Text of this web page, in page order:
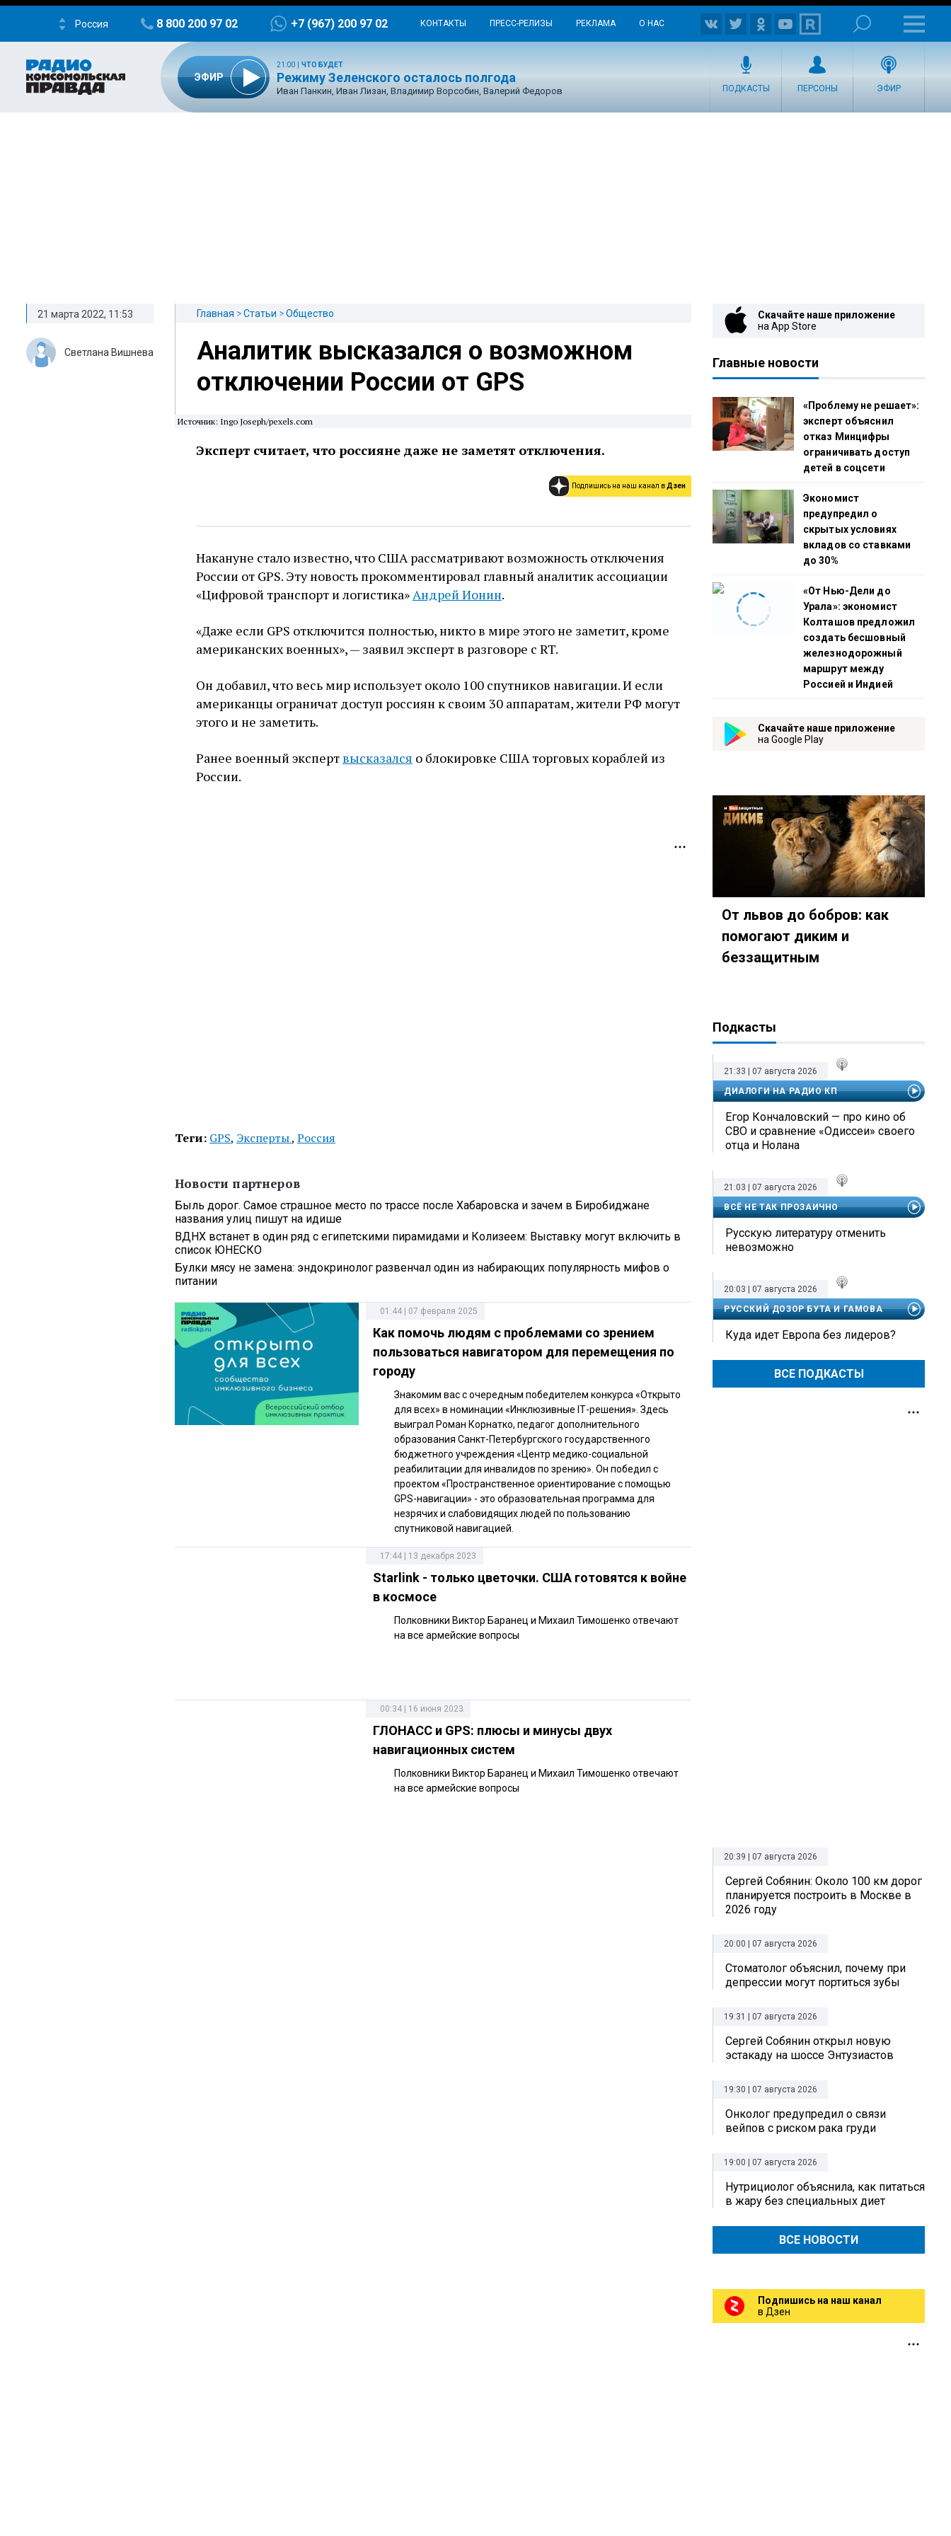
Россия 8 800 200 97 02 +7 (967) 200 97 02 КОНТАКТЫ ПРЕСС-РЕЛИЗЫ РЕКЛАМА О НАС
ЭФИР
21:00 ЧТО БУДЕТ
Режиму Зеленского осталось полгода
Иван Панкин, Иван Лизан, Владимир Ворсобин, Валерий Федоров ПОДКАСТЫ ПЕРСОНЫ ЭФИР
Главная Статьи Общество
Аналитик высказался о возможном
отключении России от GPS
Источник: Ingo Joseph/pexels.com
Эксперт считает, что россияне даже не заметят отключения.
Подпишись на наш канал вДзен
Накануне стало известно, что США рассматривают возможность отключения
России от GPS. Эту новость прокомментировал главный аналитик ассоциации
«Цифровой транспорт и логистика»Андрей Ионин.
«Даже если GPS отключится полностью, никто в мире этого не заметит, кроме
американских военных», — заявил эксперт в разговоре с RT.
Он добавил, что весь мир использует около 100 спутников навигации. И если
американцы ограничат доступ россиян к своим 30 аппаратам, жители РФ могут
этого и не заметить.
Ранее военный экспертвысказался о блокировке США торговых кораблей из
России.
21 марта 2022, 11:53
Светлана Вишнева
Теги: GPS, Эксперты, Россия
Новости партнеров
Быль дорог. Самое страшное место по трассе после Хабаровска и зачем в Биробиджане
названия улиц пишут на идише
ВДНХ встанет в один ряд с египетскими пирамидами и Колизеем: Выставку могут включить в
список ЮНЕСКО
Булки мясу не замена: эндокринолог развенчал один из набирающих популярность мифов о
питании
01:44 | 07 февраля 2025
Как помочь людям с проблемами со зрением
пользоваться навигатором для перемещения по
городу
Знакомим вас с очередным победителем конкурса «Открыто
для всех» в номинации «Инклюзивные IТ-решения». Здесь
выиграл Роман Корнатко, педагог дополнительного
образования Санкт-Петербургского государственного
бюджетного учреждения «Центр медико-социальной
реабилитации для инвалидов по зрению». Он победил с
проектом «Пространственное ориентирование с помощью
GPS-навигации» - это образовательная программа для
незрячих и слабовидящих людей по пользованию
спутниковой навигацией.
17:44 | 13 декабря 2023
Starlink - только цветочки. США готовятся к войне
в космосе
Полковники Виктор Баранец и Михаил Тимошенко отвечают
на все армейские вопросы
00:34 | 16 июня 2023
ГЛОНАСС и GPS: плюсы и минусы двух
навигационных систем
Полковники Виктор Баранец и Михаил Тимошенко отвечают
на все армейские вопросы
Скачайте наше приложение
на App Store
Главные новости
«Проблему не решает»:
эксперт объяснил
отказ Минцифры
ограничивать доступ
детей в соцсети
Экономист
предупредил о
скрытых условиях
вкладов со ставками
до 30%
«От Нью-Дели до
Урала»: экономист
Колташов предложил
создать бесшовный
железнодорожный
маршрут между
Россией и Индией
Скачайте наше приложение
на Google Play
От львов до бобров: как
помогают диким и
беззащитным
Подкасты
21:33 | 07 августа 2026
ДИАЛОГИ НА РАДИО КП
Егор Кончаловский — про кино об
СВО и сравнение «Одиссеи» своего
отца и Нолана
21:03 | 07 августа 2026
ВСЁ НЕ ТАК ПРОЗАИЧНО
Русскую литературу отменить
невозможно
20:03 | 07 августа 2026
РУССКИЙ ДОЗОР БУТА И ГАМОВА
Куда идет Европа без лидеров?
ВСЕ ПОДКАСТЫ
20:39 | 07 августа 2026
Сергей Собянин: Около 100 км дорог
планируется построить в Москве в
2026 году
20:00 | 07 августа 2026
Стоматолог объяснил, почему при
депрессии могут портиться зубы
19:31 | 07 августа 2026
Сергей Собянин открыл новую
эстакаду на шоссе Энтузиастов
19:30 | 07 августа 2026
Онколог предупредил о связи
вейпов с риском рака груди
19:00 | 07 августа 2026
Нутрициолог объяснила, как питаться
в жару без специальных диет
ВСЕ НОВОСТИ
Подпишись на наш канал
в Дзен